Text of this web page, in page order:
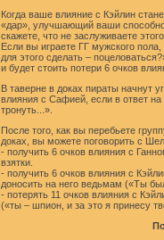
Когда ваше влияние с Кэйлин
«дар», улучшающий ваши
скажете, что не заслуживаете
Если вы играете ГГ мужского
для этого сделать –
и будет стоить потери 6 очков
В таверне в доках пираты начнут
влияния с Сафией, если в ответ
тронуть...».
После того, как вы перебьете
доках, вы можете поговорить с
- получить 6 очков влияния с
взятки.
- получить 6 очков влияния с
доносить на него ведьмам («Ты
- потерять 11 очков влияния с
(«ты – шпион, и за это я принесу